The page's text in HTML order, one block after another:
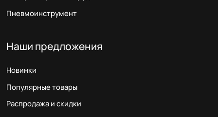
Пневмоинструмент
Наши предложения
Новинки
Популярные товары
Распродажа и скидки